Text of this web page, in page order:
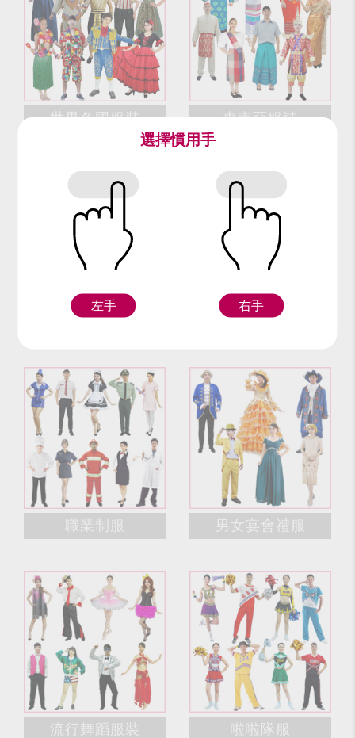
世界各國服裝 東南亞服裝
日本和服 旗袍
職業制服 男女宴會禮服
流行舞蹈服裝 啦啦隊服
選擇慣用手
左手 右手